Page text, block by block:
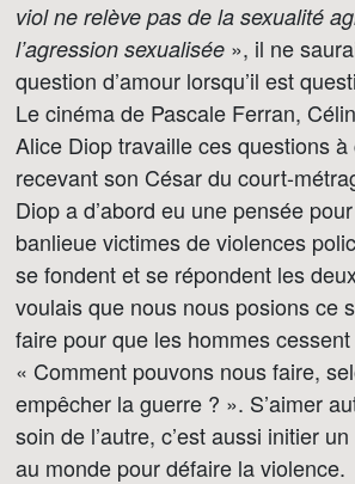
viol ne relève pas de la sexualité
l’agression sexualisée », il ne
question d’amour lorsqu’il est
Le cinéma de Pascale Ferran,
Alice Diop travaille ces questions
recevant son César du court-
Diop a d’abord eu une pensée
banlieue victimes de violences
se fondent et se répondent les
voulais que nous nous posions ce
faire pour que les hommes
« Comment pouvons nous faire,
empêcher la guerre ? ». S’aimer
soin de l’autre, c’est aussi initier
au monde pour défaire la violence.